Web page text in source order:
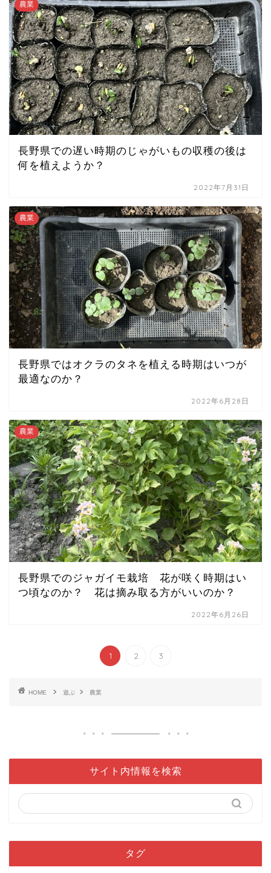
農業
長野県での遅い時期のじゃがいもの収穫の後は
何を植えようか？
2022年7月31日
農業
長野県ではオクラのタネを植える時期はいつが
最適なのか？
2022年6月28日
農業
長野県でのジャガイモ栽培 花が咲く時期はい
つ頃なのか？ 花は摘み取る方がいいのか？
2022年6月26日
1 2 3
HOME 遊ぶ 農業
サイト内情報を検索
タグ